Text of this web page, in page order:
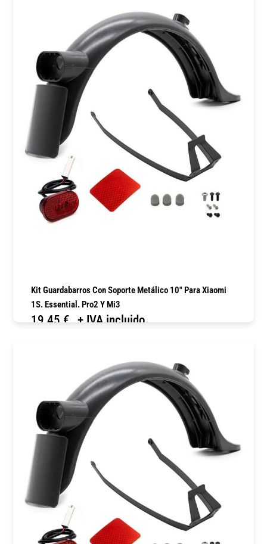
Kit Guardabarros Con Soporte Metálico 10″ Para Xiaomi
1S. Essential. Pro2 Y Mi3
19,45 € + IVA incluido